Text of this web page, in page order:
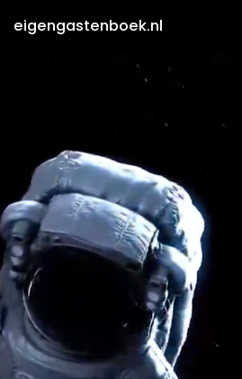
eigengastenboek.nl